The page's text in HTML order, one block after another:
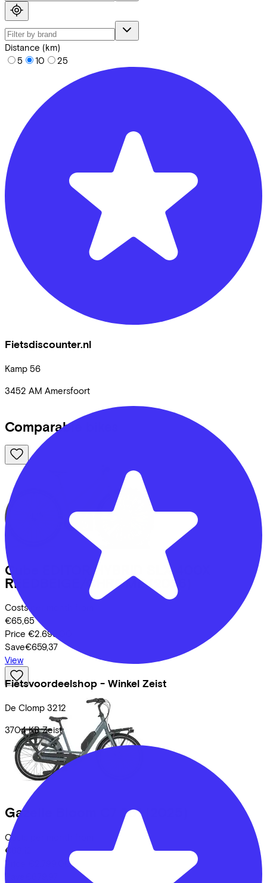
Distance (km)
5
10 25
Fietsdiscounter.nl
Kamp 56
3452 AM Amersfoort
Fietsvoordeelshop - Winkel Zeist
De Clomp 3212
3704 KB Zeist
Comparable bikes
Cube
EDITOR HYBRID SLX 400X
REEDBEIGE/CHROME (2026)
Costs per month from
€65,65
Price €2.699,00
Save€659,37
View
Gazelle Bloom C7 26"
Costs per month from
€68,12
Price
€2.799,00
Save